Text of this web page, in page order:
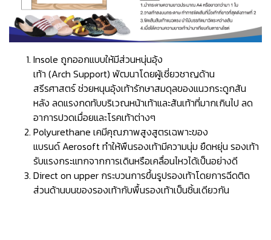
Insole ถูกออกแบบให้มีส่วนหนุ่นอุ้ง
เท้า (Arch Support) พัฒนาโดยผู้เชี่ยวชาญด้าน
สรีรศาสตร์ ช่วยหนุนอุ้งเท้ารักษาสมดุลของแนวกระดูกสัน
หลัง ลดแรงกดทับบริเวณหน้าเท้าและส้นเท้าที่มากเกินไป ลด
อาการปวดเมื่อยและโรคเท้าต่างๆ
Polyurethane เคมีคุณภาพสูงสูตรเฉพาะของ
แบรนด์ Aerosoft ทำให้พืนรองเท้ามีความนุ่ม ยืดหยุ่น รองเท้า
รับแรงกระแทกจากการเดินหรือเคลื่อนไหวได้เป็นอย่างดี
Direct on upper กระบวนการขึ้นรูปรองเท้าโดยการฉีดติด
ส่วนด้านบนของรองเท้ากับพื้นรองเท้าเป็นชิ้นเดียวกัน